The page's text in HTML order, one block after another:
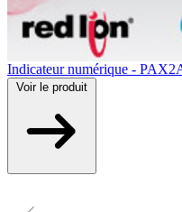
Indicateur numérique -
Voir le produit